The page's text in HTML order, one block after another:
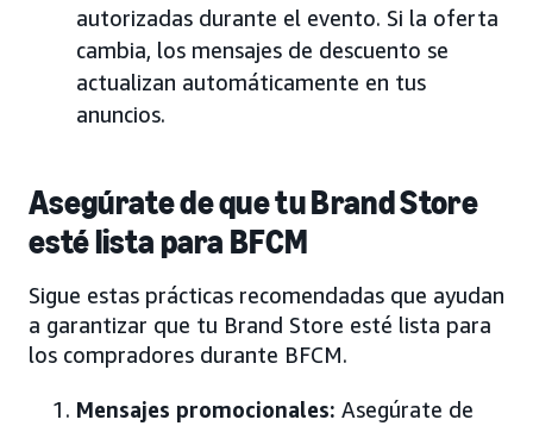
autorizadas durante el evento. Si la oferta
cambia, los mensajes de descuento se
actualizan automáticamente en tus
anuncios.
Asegúrate de que tu Brand Store
esté lista para BFCM
Sigue estas prácticas recomendadas que ayudan
a garantizar que tu Brand Store esté lista para
los compradores durante BFCM.
Mensajes promocionales: Asegúrate de